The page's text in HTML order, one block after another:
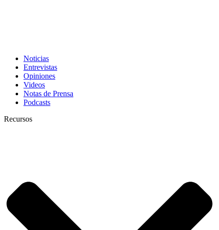
Noticias
Entrevistas
Opiniones
Videos
Notas de Prensa
Podcasts
Recursos